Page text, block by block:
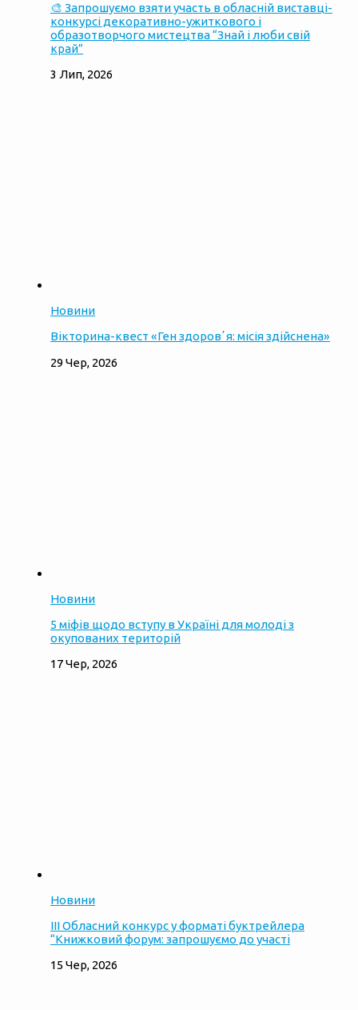
🎨 Запрошуємо взяти участь в обласній виставці-
конкурсі декоративно-ужиткового і
образотворчого мистецтва “Знай і люби свій
край”
3 Лип, 2026
Новини
Вікторина-квест «Ген здоровʼя: місія здійснена»
29 Чер, 2026
Новини
5 міфів щодо вступу в Україні для молоді з
окупованих територій
17 Чер, 2026
Новини
ІІІ Обласний конкурс у форматі буктрейлера
“Книжковий форум: запрошуємо до участі
15 Чер, 2026